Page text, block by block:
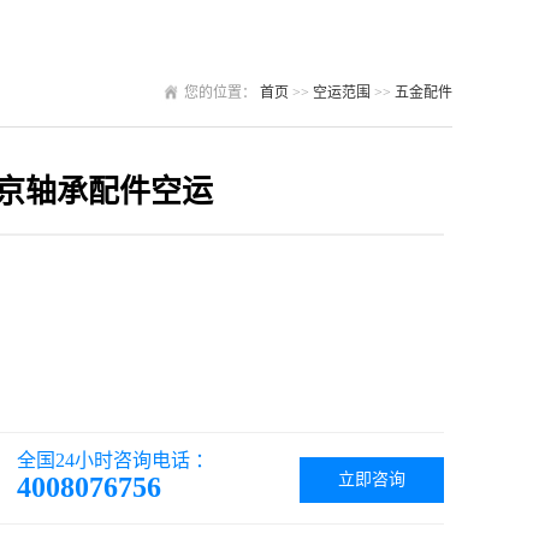
您的位置： 首页 >> 空运范围 >> 五金配件
轴承配件空运
立即咨询
全国24小时咨询电话 ：
4008076756